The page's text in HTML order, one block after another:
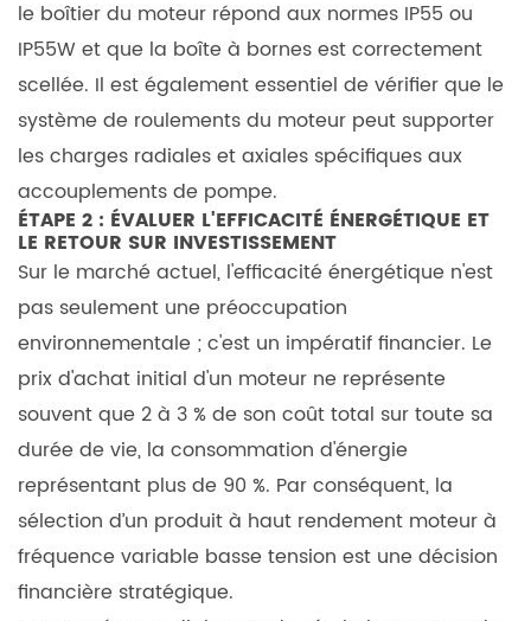
arbres
6
Conclusion :
prendre
la
décision
finale
d'investissement
7
Foire
aux
questions
(FAQ)
7.1
1.
Puis-
je
utiliser
un
le boîtier du moteur répond aux normes IP55 ou
IP55W et que la boîte à bornes est correctement
scellée. Il est également essentiel de vérifier que le
système de roulements du moteur peut supporter
les charges radiales et axiales spécifiques aux
accouplements de pompe.
ÉTAPE 2 : ÉVALUER L'EFFICACITÉ ÉNERGÉTIQUE ET
LE RETOUR SUR INVESTISSEMENT
Sur le marché actuel, l'efficacité énergétique n'est
pas seulement une préoccupation
environnementale ; c'est un impératif financier. Le
prix d'achat initial d'un moteur ne représente
souvent que 2 à 3 % de son coût total sur toute sa
durée de vie, la consommation d'énergie
représentant plus de 90 %. Par conséquent, la
sélection d’un produit à haut rendement moteur à
fréquence variable basse tension est une décision
financière stratégique.